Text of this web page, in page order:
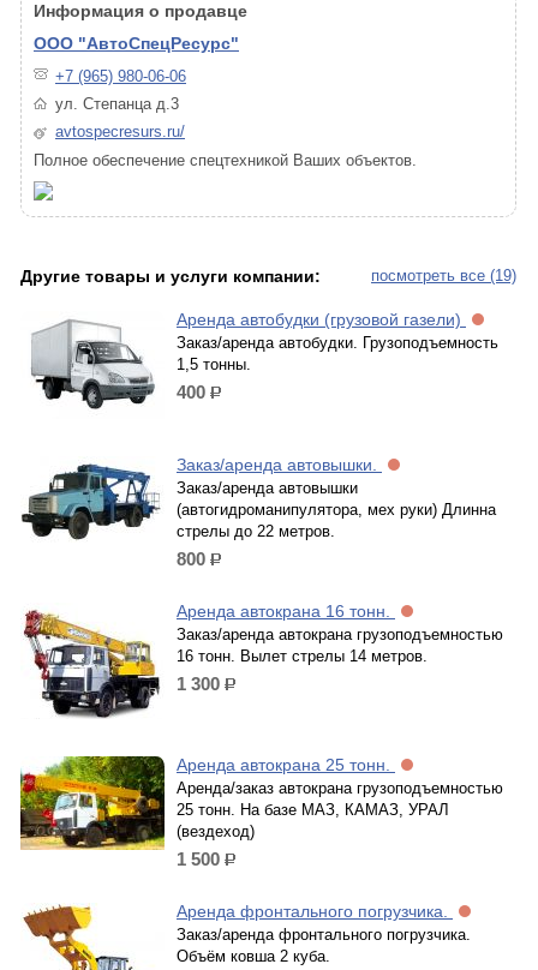
Информация о продавце
ООО "АвтоСпецРесурс"
+7 (965) 980-06-06
ул. Степанца д.3
avtospecresurs.ru/
Полное обеспечение спецтехникой Ваших объектов.
посмотреть все (19)
Другие товары и услуги компании:
Аренда автобудки (грузовой газели)
Заказ/аренда автобудки. Грузоподъемность
1,5 тонны.
400 р.
Заказ/аренда автовышки.
Заказ/аренда автовышки
(автогидроманипулятора, мех руки) Длинна
стрелы до 22 метров.
800 р.
Аренда автокрана 16 тонн.
Заказ/аренда автокрана грузоподъемностью
16 тонн. Вылет стрелы 14 метров.
1 300 р.
Аренда автокрана 25 тонн.
Аренда/заказ автокрана грузоподъемностью
25 тонн. На базе МАЗ, КАМАЗ, УРАЛ
(вездеход)
1 500 р.
Аренда фронтального погрузчика.
Заказ/аренда фронтального погрузчика.
Объём ковша 2 куба.